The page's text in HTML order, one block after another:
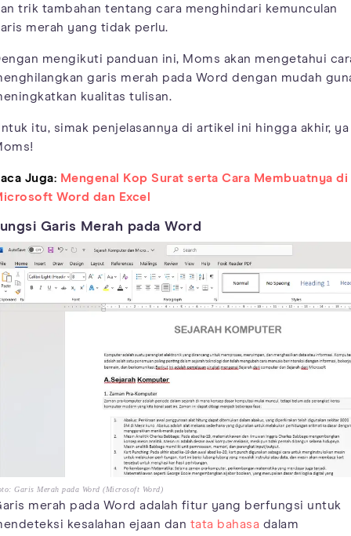
trik tambahan tentang cara menghindari kemunculan
merah yang tidak perlu.
mengikuti panduan ini, Moms akan mengetahui
garis merah pada Word dengan mudah
kualitas tulisan.
itu, simak penjelasannya di artikel ini hingga akhir, ya
Juga: Mengenal Kop Surat serta Cara Membuatnya di
Word dan Excel
Garis Merah pada Word
Garis Merah pada Word (Microsoft Word)
merah pada Word adalah fitur yang berfungsi untuk
kesalahan ejaan dan tata bahasa dalam